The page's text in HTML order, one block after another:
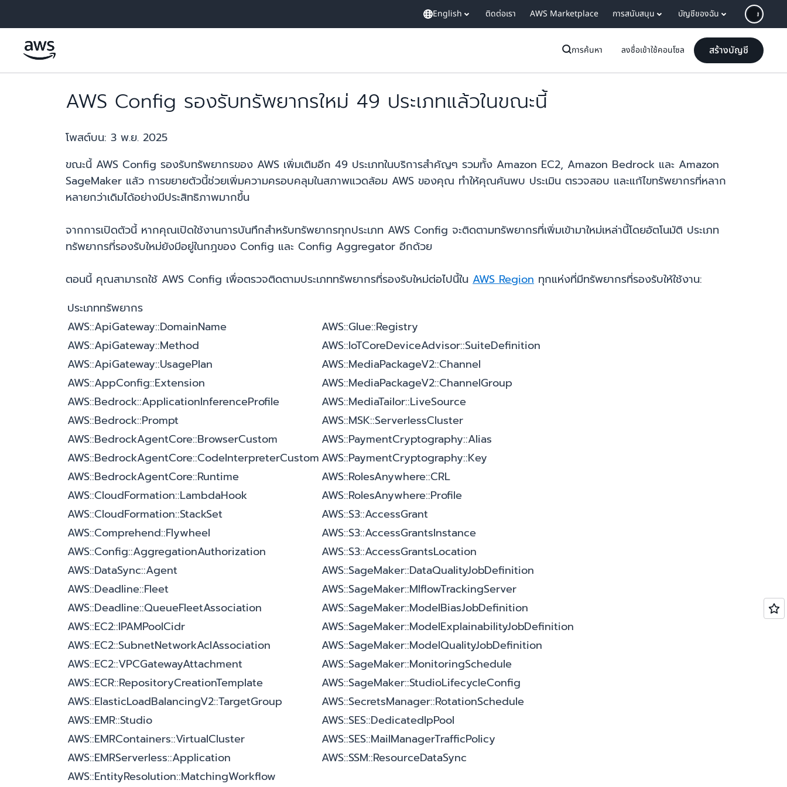
English ติดต่อเรา AWS Marketplace การสนับสนุน บัญชีของฉัน
การค้นหา ลงชื่อเข้าใช้คอนโซล สร้างบัญชี
AWS Config รองรับทรัพยากรใหม่ 49 ประเภทแล้วในขณะนี้
โพสต์บน: 3 พ.ย. 2025
ขณะนี้ AWS Config รองรับทรัพยากรของ AWS เพิ่มเติมอีก 49 ประเภทในบริการสำคัญๆ รวมทั้ง Amazon EC2, Amazon Bedrock และ Amazon
SageMaker แล้ว การขยายตัวนี้ช่วยเพิ่มความครอบคลุมในสภาพแวดล้อม AWS ของคุณ ทำให้คุณค้นพบ ประเมิน ตรวจสอบ และแก้ไขทรัพยากรที่หลาก
หลายกว่าเดิมได้อย่างมีประสิทธิภาพมากขึ้น
จากการเปิดตัวนี้ หากคุณเปิดใช้งานการบันทึกสำหรับทรัพยากรทุกประเภท AWS Config จะติดตามทรัพยากรที่เพิ่มเข้ามาใหม่เหล่านี้โดยอัตโนมัติ ประเภท
ทรัพยากรที่รองรับใหม่ยังมีอยู่ในกฎของ Config และ Config Aggregator อีกด้วย
ตอนนี้ คุณสามารถใช้ AWS Config เพื่อตรวจติดตามประเภททรัพยากรที่รองรับใหม่ต่อไปนี้ใน AWS Region ทุกแห่งที่มีทรัพยากรที่รองรับให้ใช้งาน:
ประเภททรัพยากร
AWS::ApiGateway::DomainName
AWS::Glue::Registry
AWS::ApiGateway::Method
AWS::IoTCoreDeviceAdvisor::SuiteDefinition
AWS::ApiGateway::UsagePlan
AWS::MediaPackageV2::Channel
AWS::AppConfig::Extension
AWS::MediaPackageV2::ChannelGroup
AWS::Bedrock::ApplicationInferenceProfile
AWS::MediaTailor::LiveSource
AWS::Bedrock::Prompt
AWS::MSK::ServerlessCluster
AWS::BedrockAgentCore::BrowserCustom
AWS::PaymentCryptography::Alias
AWS::BedrockAgentCore::CodeInterpreterCustom AWS::PaymentCryptography::Key
AWS::BedrockAgentCore::Runtime
AWS::RolesAnywhere::CRL
AWS::CloudFormation::LambdaHook
AWS::RolesAnywhere::Profile
AWS::CloudFormation::StackSet
AWS::S3::AccessGrant
AWS::Comprehend::Flywheel
AWS::S3::AccessGrantsInstance
AWS::Config::AggregationAuthorization
AWS::S3::AccessGrantsLocation
AWS::DataSync::Agent
AWS::SageMaker::DataQualityJobDefinition
AWS::Deadline::Fleet
AWS::SageMaker::MlflowTrackingServer
AWS::Deadline::QueueFleetAssociation
AWS::SageMaker::ModelBiasJobDefinition
AWS::EC2::IPAMPoolCidr
AWS::SageMaker::ModelExplainabilityJobDefinition
AWS::EC2::SubnetNetworkAclAssociation
AWS::SageMaker::ModelQualityJobDefinition
AWS::EC2::VPCGatewayAttachment
AWS::SageMaker::MonitoringSchedule
AWS::ECR::RepositoryCreationTemplate
AWS::SageMaker::StudioLifecycleConfig
AWS::ElasticLoadBalancingV2::TargetGroup
AWS::SecretsManager::RotationSchedule
AWS::EMR::Studio
AWS::SES::DedicatedIpPool
AWS::EMRContainers::VirtualCluster
AWS::SES::MailManagerTrafficPolicy
AWS::EMRServerless::Application
AWS::SSM::ResourceDataSync
AWS::EntityResolution::MatchingWorkflow